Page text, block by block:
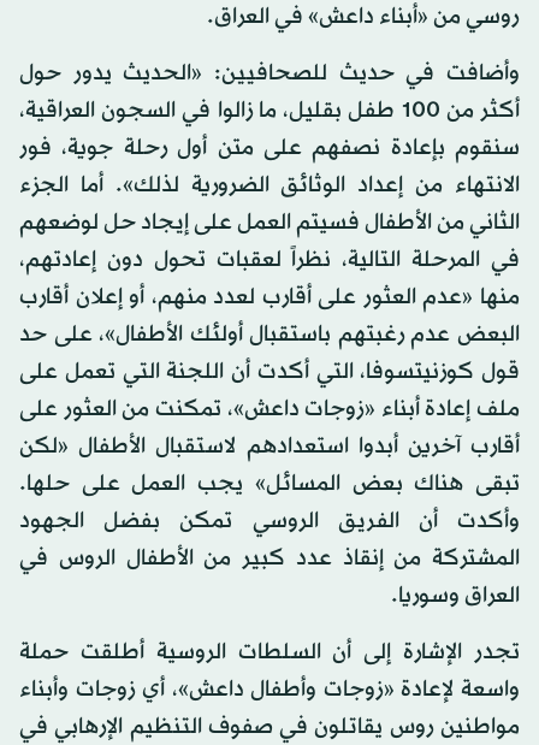
روسي من «أبناء داعش» في العراق.
وأضافت في حديث للصحافيين: «الحديث يدور حول
أكثر من 100 طفل بقليل، ما زالوا في السجون العراقية،
سنقوم بإعادة نصفهم على متن أول رحلة جوية، فور
الانتهاء من إعداد الوثائق الضرورية لذلك». أما الجزء
الثاني من الأطفال فسيتم العمل على إيجاد حل لوضعهم
في المرحلة التالية، نظراً لعقبات تحول دون إعادتهم،
منها «عدم العثور على أقارب لعدد منهم، أو إعلان أقارب
البعض عدم رغبتهم باستقبال أولئك الأطفال»، على حد
قول كوزنيتسوفا، التي أكدت أن اللجنة التي تعمل على
ملف إعادة أبناء «زوجات داعش»، تمكنت من العثور على
أقارب آخرين أبدوا استعدادهم لاستقبال الأطفال «لكن
تبقى هناك بعض المسائل» يجب العمل على حلها.
وأكدت أن الفريق الروسي تمكن بفضل الجهود
المشتركة من إنقاذ عدد كبير من الأطفال الروس في
العراق وسوريا.
تجدر الإشارة إلى أن السلطات الروسية أطلقت حملة
واسعة لإعادة «زوجات وأطفال داعش»، أي زوجات وأبناء
مواطنين روس يقاتلون في صفوف التنظيم الإرهابي في